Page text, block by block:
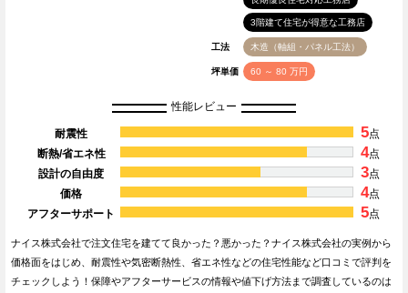
3階建て住宅が得意な工務店
工法 木造（軸組・パネル工法）
坪単価 60 ～ 80 万円
性能レビュー
耐震性 5点
断熱/省エネ性
4点
設計の自由度
3点
価格
4点
アフターサポート
5点
ナイス株式会社で注文住宅を建てて良かった？悪かった？ナイス株式会社の実例から
価格面をはじめ、耐震性や気密断熱性、省エネ性などの住宅性能など口コミで評判を
チェックしよう！保障やアフターサービスの情報や値下げ方法まで調査しているのは